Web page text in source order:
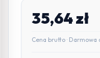
35,64zł
Cena brutto ·